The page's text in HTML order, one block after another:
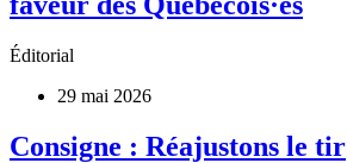
Éditorial
29 mai 2026
Consigne : Réajustons le tir